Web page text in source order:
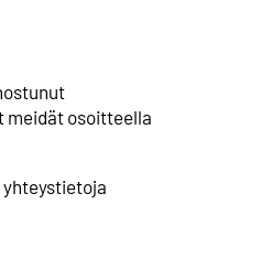
meidät osoitteella